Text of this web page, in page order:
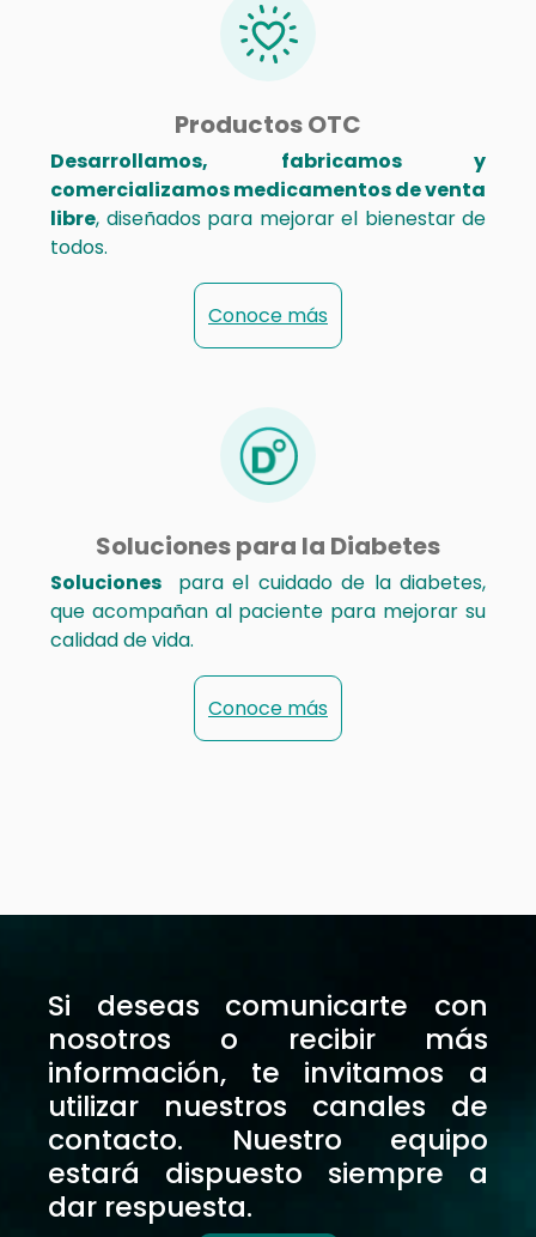
Productos OTC
Desarrollamos, fabricamos y
comercializamos medicamentos de venta
libre, diseñados para mejorar el bienestar de
todos.
Conoce más
Soluciones para la Diabetes
Soluciones
para el cuidado de la diabetes,
que acompañan al paciente para mejorar su
calidad de vida.
Conoce más
Si deseas comunicarte con
nosotros o recibir más
información, te invitamos a
utilizar nuestros canales de
contacto. Nuestro equipo
estará dispuesto siempre a
dar respuesta.